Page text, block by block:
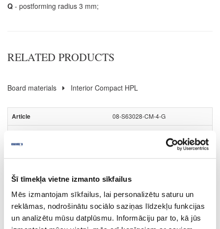
Šī tīmekļa vietne izmanto sīkfailus
Mēs izmantojam sīkfailus, lai personalizētu saturu un
reklāmas, nodrošinātu sociālo saziņas līdzekļu funkcijas
un analizētu mūsu datplūsmu. Informāciju par to, kā jūs
Q - postforming radius 3 mm;
RELATED PRODUCTS
Board materials Interior Compact HPL
08-S63028-CM-4-G
Nero Portoro (black core)
4100
647